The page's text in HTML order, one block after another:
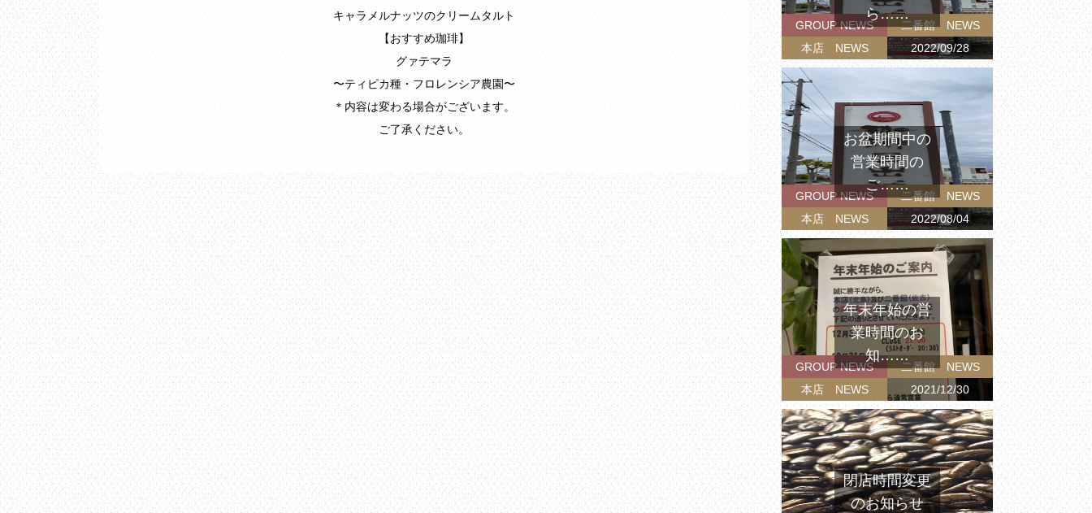
キャラメルナッツのクリームタルト
【おすすめ珈琲】
グァテマラ
〜ティピカ種・フロレンシア農園〜
＊内容は変わる場合がございます。
ご了承ください。
GROUP NEWS
二番館 NEWS
本店 NEWS
2022/09/28
ら……
GROUP NEWS
二番館 NEWS
本店 NEWS
2022/08/04
お盆期間中の
営業時間の
ご……
GROUP NEWS
二番館 NEWS
本店 NEWS
2021/12/30
年末年始の営
業時間のお
知……
閉店時間変更
のお知らせ